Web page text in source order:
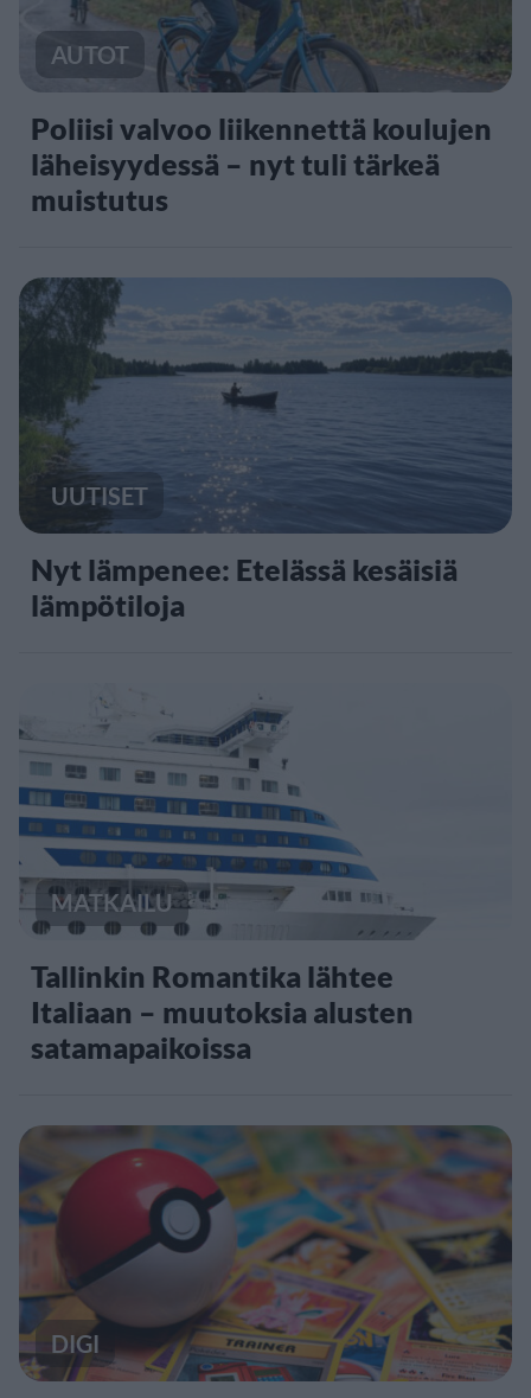
AUTOT
Poliisi valvoo liikennettä koulujen
läheisyydessä – nyt tuli tärkeä
muistutus
UUTISET
Nyt lämpenee: Etelässä kesäisiä
lämpötiloja
MATKAILU
Tallinkin Romantika lähtee
Italiaan – muutoksia alusten
satamapaikoissa
DIGI